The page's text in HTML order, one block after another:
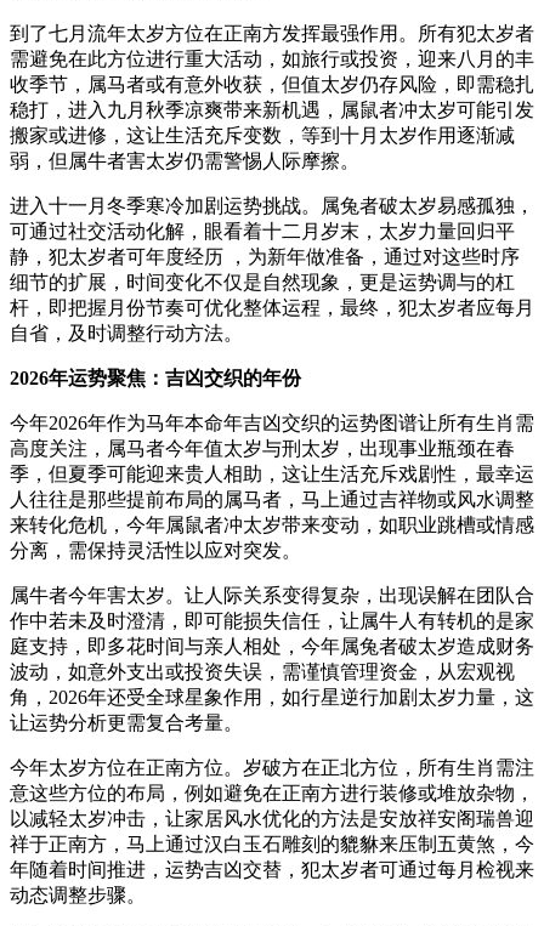
到了七月流年太岁方位在正南方发挥最强作用。所有犯太岁者
需避免在此方位进行重大活动，如旅行或投资，迎来八月的丰
收季节，属马者或有意外收获，但值太岁仍存风险，即需稳扎
稳打，进入九月秋季凉爽带来新机遇，属鼠者冲太岁可能引发
搬家或进修，这让生活充斥变数，等到十月太岁作用逐渐减
弱，但属牛者害太岁仍需警惕人际摩擦。
进入十一月冬季寒冷加剧运势挑战。属兔者破太岁易感孤独，
可通过社交活动化解，眼看着十二月岁末，太岁力量回归平
静，犯太岁者可年度经历 ，为新年做准备，通过对这些时序
细节的扩展，时间变化不仅是自然现象，更是运势调与的杠
杆，即把握月份节奏可优化整体运程，最终，犯太岁者应每月
自省，及时调整行动方法。
2026年运势聚焦：吉凶交织的年份
今年2026年作为马年本命年吉凶交织的运势图谱让所有生肖需
高度关注，属马者今年值太岁与刑太岁，出现事业瓶颈在春
季，但夏季可能迎来贵人相助，这让生活充斥戏剧性，最幸运
人往往是那些提前布局的属马者，马上通过吉祥物或风水调整
来转化危机，今年属鼠者冲太岁带来变动，如职业跳槽或情感
分离，需保持灵活性以应对突发。
属牛者今年害太岁。让人际关系变得复杂，出现误解在团队合
作中若未及时澄清，即可能损失信任，让属牛人有转机的是家
庭支持，即多花时间与亲人相处，今年属兔者破太岁造成财务
波动，如意外支出或投资失误，需谨慎管理资金，从宏观视
角，2026年还受全球星象作用，如行星逆行加剧太岁力量，这
让运势分析更需复合考量。
今年太岁方位在正南方位。岁破方在正北方位，所有生肖需注
意这些方位的布局，例如避免在正南方进行装修或堆放杂物，
以减轻太岁冲击，让家居风水优化的方法是安放祥安阁瑞兽迎
祥于正南方，马上通过汉白玉石雕刻的貔貅来压制五黄煞，今
年随着时间推进，运势吉凶交替，犯太岁者可通过每月检视来
动态调整步骤。